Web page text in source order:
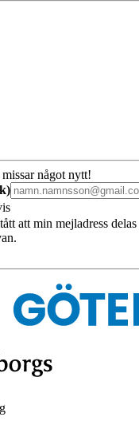
något nytt!
att min mejladress